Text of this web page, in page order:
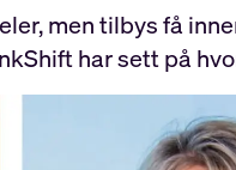
men tilbys få
har sett på